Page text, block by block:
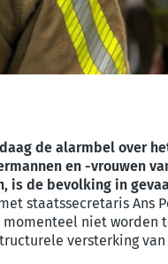
de alarmbel over
en -vrouwen
is de bevolking in
staatssecretaris
niet
versterking